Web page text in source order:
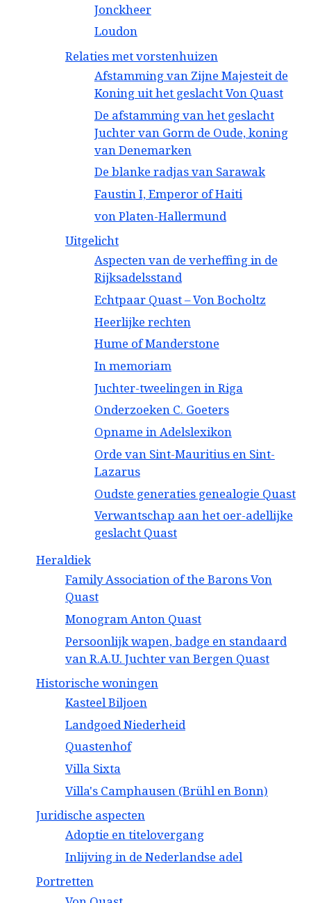
Jonckheer
Loudon
Relaties met vorstenhuizen
Afstamming van Zijne Majesteit de
Koning uit het geslacht Von Quast
De afstamming van het geslacht
Juchter van Gorm de Oude, koning
van Denemarken
De blanke radjas van Sarawak
Faustin I, Emperor of Haiti
von Platen-Hallermund
Uitgelicht
Aspecten van de verheffing in de
Rijksadelsstand
Echtpaar Quast – Von Bocholtz
Heerlijke rechten
Hume of Manderstone
In memoriam
Juchter-tweelingen in Riga
Onderzoeken C. Goeters
Opname in Adelslexikon
Orde van Sint-Mauritius en Sint-
Lazarus
Oudste generaties genealogie Quast
Verwantschap aan het oer-adellijke
geslacht Quast
Heraldiek
Family Association of the Barons Von
Quast
Monogram Anton Quast
Persoonlijk wapen, badge en standaard
van R.A.U. Juchter van Bergen Quast
Historische woningen
Kasteel Biljoen
Landgoed Niederheid
Quastenhof
Villa Sixta
Villa's Camphausen (Brühl en Bonn)
Juridische aspecten
Adoptie en titelovergang
Inlijving in de Nederlandse adel
Portretten